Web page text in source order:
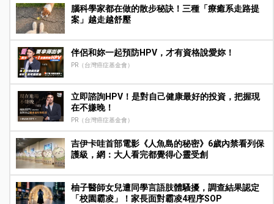
腦科學家都在做的散步秘訣！三種「療癒系走路提
案」越走越舒壓
伴侶和妳一起預防HPV，才有資格說愛妳！
PR（台灣癌症基金會）
立即諮詢HPV！是對自己健康最好的投資，把握現
在不嫌晚！
PR（台灣癌症基金會）
吉伊卡哇首部電影《人魚島的秘密》6歲內禁看列保
護級，網：大人看完都覺得心靈受創
柚子醫師女兒遭同學言語肢體騷擾，調查結果認定
「校園霸凌」！家長面對霸凌4程序SOP